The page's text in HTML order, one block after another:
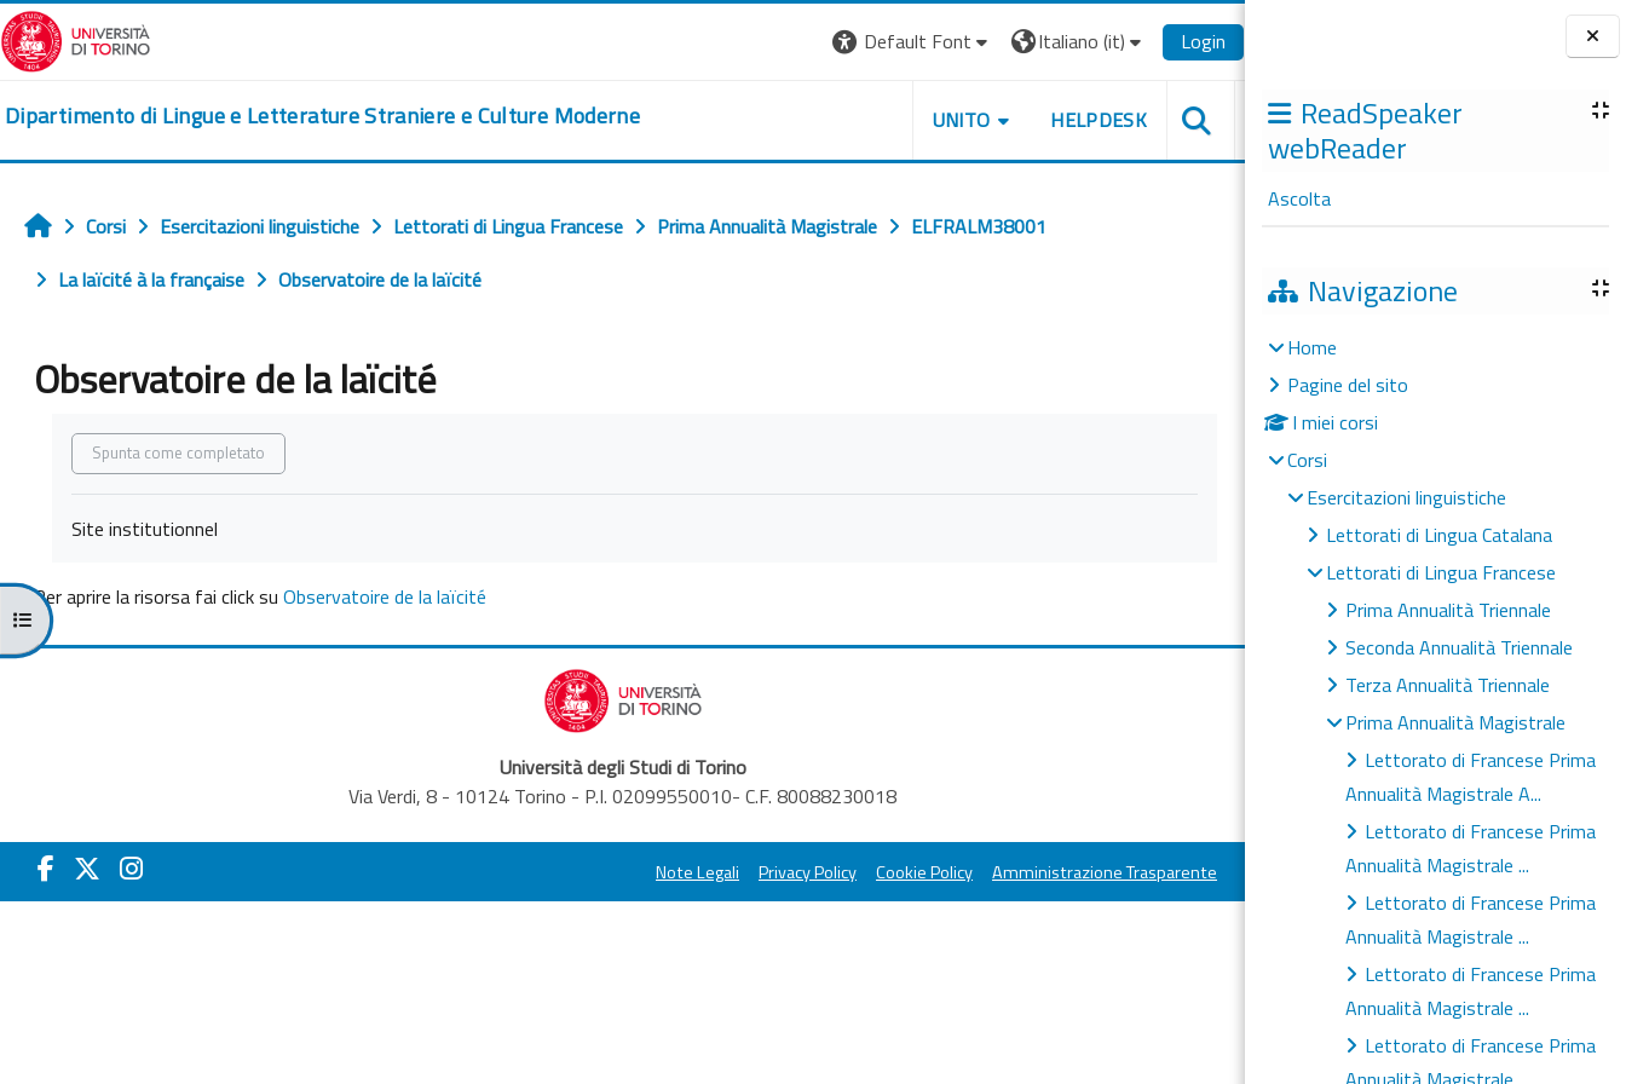
Vai al contenuto principale
Blocchi
ReadSpeaker
webReader
Ascolta
Navigazione
Home
Pagine del sito
I miei corsi
Corsi
Esercitazioni linguistiche
Lettorati di Lingua Catalana
Lettorati di Lingua Francese
Prima Annualità Triennale
Seconda Annualità Triennale
Terza Annualità Triennale
Prima Annualità Magistrale
Lettorato di Francese Prima
Annualità Magistrale A...
Lettorato di Francese Prima
Annualità Magistrale ...
Lettorato di Francese Prima
Annualità Magistrale ...
Lettorato di Francese Prima
Annualità Magistrale ...
Lettorato di Francese Prima
Default Font Italiano ‎(it)‎ Login
Dipartimento di Lingue e Letterature Straniere e Culture Moderne UNITO HELPDESK
Apri indice del corso
Home
Corsi Esercitazioni linguistiche Lettorati di Lingua Francese Prima Annualità Magistrale
ELFRALM38001
La laïcité à la française
Observatoire de la laïcité
Observatoire de la laïcité
Aggregazione dei criteri
Spunta come completato
Site institutionnel
Per aprire la risorsa fai click su Observatoire de la laïcité
Università degli Studi di Torino
Via Verdi, 8 - 10124 Torino - P.I. 02099550010- C.F. 80088230018
Note Legali Privacy Policy Cookie Policy Amministrazione Trasparente